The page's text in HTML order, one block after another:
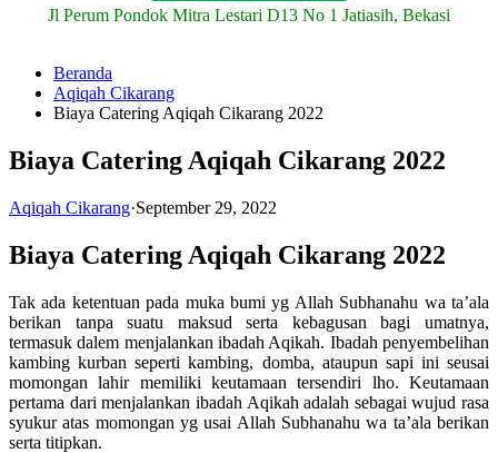
Jl Perum Pondok Mitra Lestari D13 No 1 Jatiasih, Bekasi
Beranda
Aqiqah Cikarang
Biaya Catering Aqiqah Cikarang 2022
Biaya Catering Aqiqah Cikarang 2022
Aqiqah Cikarang·September 29, 2022
Biaya Catering Aqiqah Cikarang 2022
Tak ada ketentuan pada muka bumi yg Allah Subhanahu wa ta’ala
berikan tanpa suatu maksud serta kebagusan bagi umatnya,
termasuk dalem menjalankan ibadah Aqikah. Ibadah penyembelihan
kambing kurban seperti kambing, domba, ataupun sapi ini seusai
momongan lahir memiliki keutamaan tersendiri lho. Keutamaan
pertama dari menjalankan ibadah Aqikah adalah sebagai wujud rasa
syukur atas momongan yg usai Allah Subhanahu wa ta’ala berikan
serta titipkan.